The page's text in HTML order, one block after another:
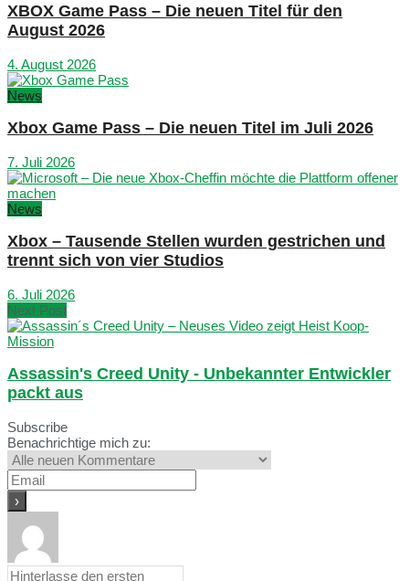
XBOX Game Pass – Die neuen Titel für den
August 2026
4. August 2026
News
Xbox Game Pass – Die neuen Titel im Juli 2026
7. Juli 2026
News
Xbox – Tausende Stellen wurden gestrichen und
trennt sich von vier Studios
6. Juli 2026
Next Post
Assassin's Creed Unity - Unbekannter Entwickler
packt aus
Subscribe
Benachrichtige mich zu: